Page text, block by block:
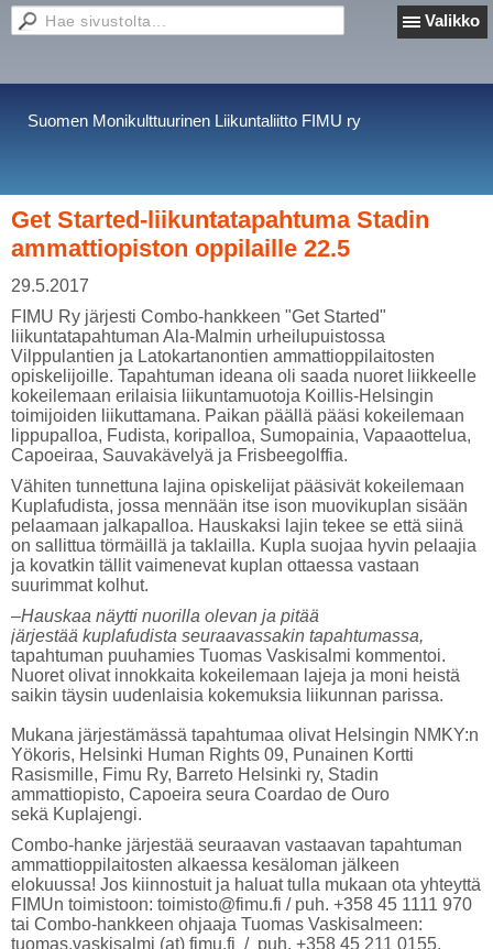
Valikko
Suomen Monikulttuurinen Liikuntaliitto FIMU ry
Get Started-liikuntatapahtuma Stadin
ammattiopiston oppilaille 22.5
29.5.2017
FIMU Ry järjesti Combo-hankkeen "Get Started"
liikuntatapahtuman Ala-Malmin urheilupuistossa
Vilppulantien ja Latokartanontien ammattioppilaitosten
opiskelijoille. Tapahtuman ideana oli saada nuoret liikkeelle
kokeilemaan erilaisia liikuntamuotoja Koillis-Helsingin
toimijoiden liikuttamana. Paikan päällä pääsi kokeilemaan
lippupalloa, Fudista, koripalloa, Sumopainia, Vapaaottelua,
Capoeiraa, Sauvakävelyä ja Frisbeegolffia.
Vähiten tunnettuna lajina opiskelijat pääsivät kokeilemaan
Kuplafudista, jossa mennään itse ison muovikuplan sisään
pelaamaan jalkapalloa. Hauskaksi lajin tekee se että siinä
on sallittua törmäillä ja taklailla. Kupla suojaa hyvin pelaajia
ja kovatkin tällit vaimenevat kuplan ottaessa vastaan
suurimmat kolhut.
–Hauskaa näytti nuorilla olevan ja pitää
järjestää kuplafudista seuraavassakin tapahtumassa,
tapahtuman puuhamies Tuomas Vaskisalmi kommentoi.
Nuoret olivat innokkaita kokeilemaan lajeja ja moni heistä
saikin täysin uudenlaisia kokemuksia liikunnan parissa.
Mukana järjestämässä tapahtumaa olivat Helsingin NMKY:n
Yökoris, Helsinki Human Rights 09, Punainen Kortti
Rasismille, Fimu Ry, Barreto Helsinki ry, Stadin
ammattiopisto, Capoeira seura Coardao de Ouro
sekä Kuplajengi.
Combo-hanke järjestää seuraavan vastaavan tapahtuman
ammattioppilaitosten alkaessa kesäloman jälkeen
elokuussa! Jos kiinnostuit ja haluat tulla mukaan ota yhteyttä
FIMUn toimistoon: toimisto@fimu.fi / puh. +358 45 1111 970
tai Combo-hankkeen ohjaaja Tuomas Vaskisalmeen:
tuomas.vaskisalmi (at) fimu.fi / puh. +358 45 211 0155.